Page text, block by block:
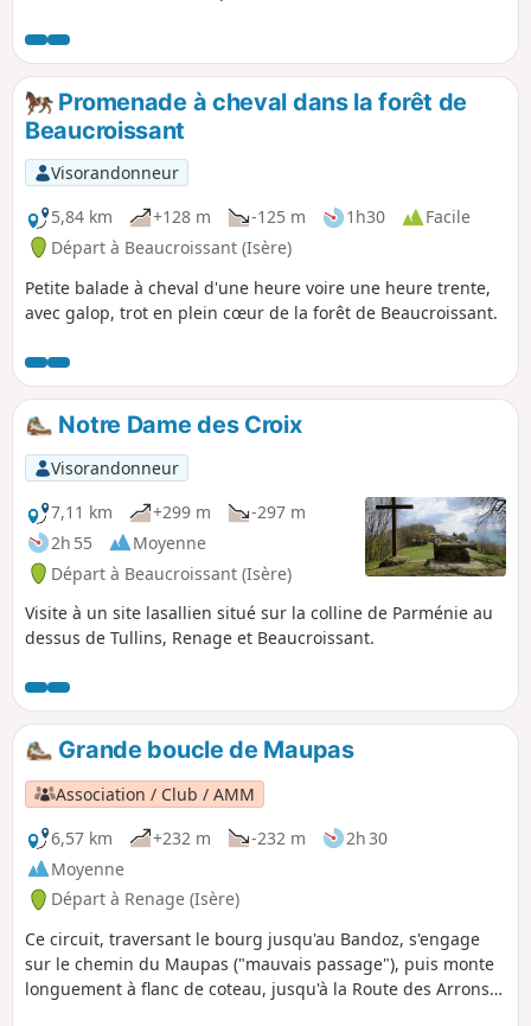
Promenade à cheval dans la forêt de
Beaucroissant
Visorandonneur
5,84 km
+128 m -125 m 1h30
Facile
Départ à Beaucroissant (Isère)
Petite balade à cheval d'une heure voire une heure trente,
avec galop, trot en plein cœur de la forêt de Beaucroissant.
Notre Dame des Croix
Visorandonneur
7,11 km
+299 m
-297 m
2h 55
Moyenne
Départ à Beaucroissant (Isère)
Visite à un site lasallien situé sur la colline de Parménie au
dessus de Tullins, Renage et Beaucroissant.
Grande boucle de Maupas
Association / Club / AMM
6,57 km
+232 m -232 m
2h 30
Moyenne
Départ à Renage (Isère)
Ce circuit, traversant le bourg jusqu'au Bandoz, s'engage
sur le chemin du Maupas ("mauvais passage"), puis monte
longuement à flanc de coteau, jusqu'à la Route des Arrons